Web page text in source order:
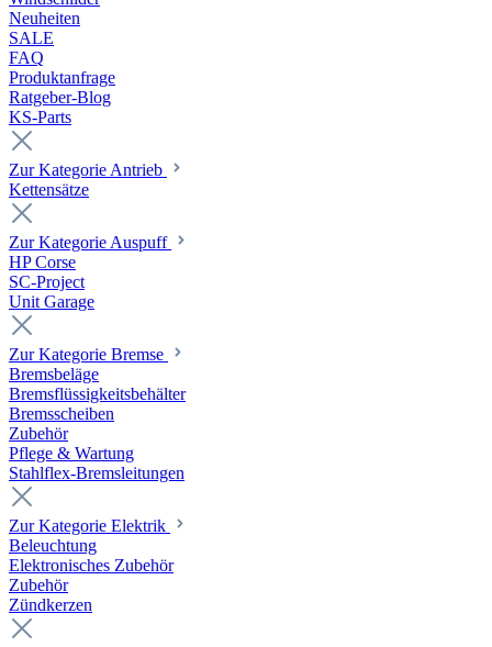
Neuheiten
SALE
FAQ
Produktanfrage
Ratgeber-Blog
KS-Parts
Zur Kategorie Antrieb
Kettensätze
Zur Kategorie Auspuff
HP Corse
SC-Project
Unit Garage
Zur Kategorie Bremse
Bremsbeläge
Bremsflüssigkeitsbehälter
Bremsscheiben
Zubehör
Pflege & Wartung
Stahlflex-Bremsleitungen
Zur Kategorie Elektrik
Beleuchtung
Elektronisches Zubehör
Zubehör
Zündkerzen